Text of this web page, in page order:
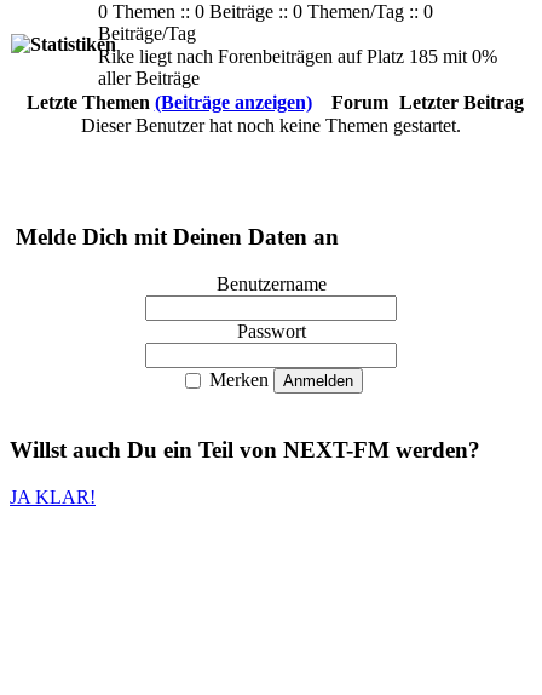
0 Themen :: 0 Beiträge :: 0 Themen/Tag :: 0
Beiträge/Tag
Rike liegt nach Forenbeiträgen auf Platz 185 mit 0%
aller Beiträge
Letzte Themen (Beiträge anzeigen) Forum Letzter Beitrag
Dieser Benutzer hat noch keine Themen gestartet.
Melde Dich mit Deinen Daten an
Benutzername
Passwort
Merken
Willst auch Du ein Teil von NEXT-FM werden?
JA KLAR!